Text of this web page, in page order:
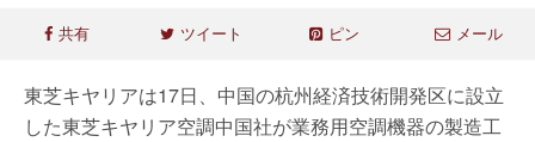
共有 ツイート ピン メール
東芝キヤリアは17日、中国の杭州経済技術開発区に設立
した東芝キヤリア空調中国社が業務用空調機器の製造工